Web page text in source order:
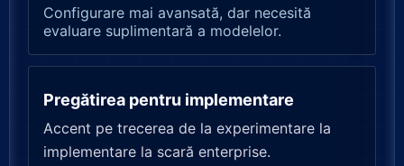
Configurare mai avansată, dar necesită
evaluare suplimentară a modelelor.
Pregătirea pentru implementare
Accent pe trecerea de la experimentare la
implementare la scară enterprise.